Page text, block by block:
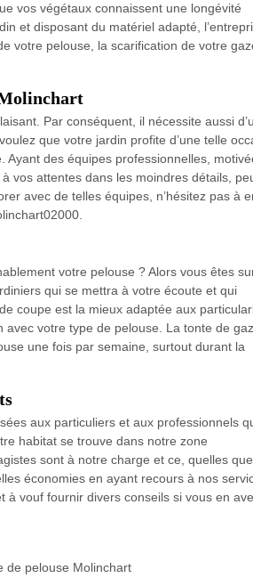
vos végétaux connaissent une longévité
et disposant du matériel adapté,
votre pelouse, la scarification de votre
Par conséquent, il nécessite aussi
que votre jardin profite d’une telle
des équipes professionnelles,
vos attentes dans les moindres détails,
avec de telles équipes, n’hésitez pas à
votre pelouse ? Alors vous êtes
qui se mettra à votre écoute et qui
coupe est la mieux adaptée aux
votre type de pelouse. La tonte de
une fois par semaine, surtout durant la
aux particuliers et aux professionnels
habitat se trouve dans notre zone
sont à notre charge et ce, quelles que
économies en ayant recours à nos
vouf fournir divers conseils si vous en
de pelouse Molinchart